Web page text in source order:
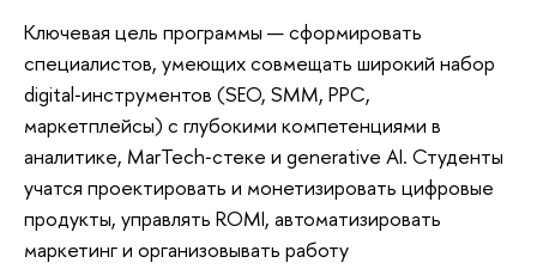
Ключевая цель программы — сформировать
специалистов, умеющих совмещать широкий набор
digital‑инструментов (SEO, SMM, PPC,
маркетплейсы) с глубокими компетенциями в
аналитике, MarTech‑стеке и generative AI. Студенты
учатся проектировать и монетизировать цифровые
продукты, управлять ROMI, автоматизировать
маркетинг и организовывать работу